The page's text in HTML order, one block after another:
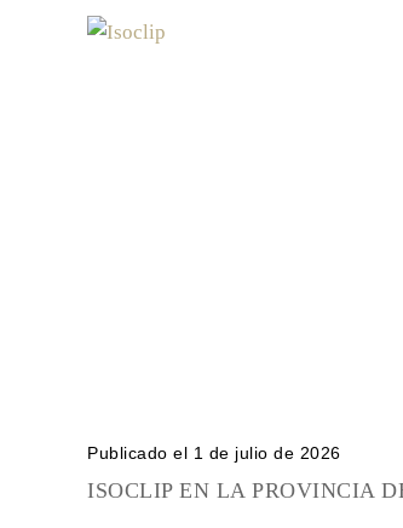
Publicado el 1 de julio de 2026
ISOCLIP EN LA PROVINCIA